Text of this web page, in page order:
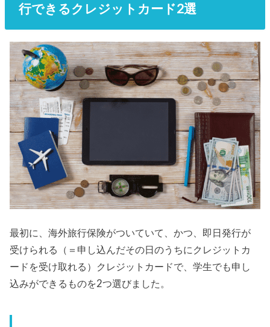
行できるクレジットカード2選
最初に、海外旅行保険がついていて、かつ、即日発行が
受けられる（＝申し込んだその日のうちにクレジットカ
ードを受け取れる）クレジットカードで、学生でも申し
込みができるものを2つ選びました。